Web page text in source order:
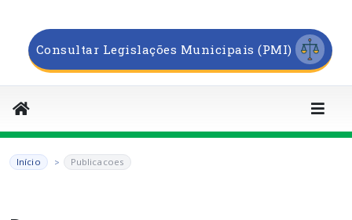
Consultar Legislações Municipais (PMI)
Início Publicacoes